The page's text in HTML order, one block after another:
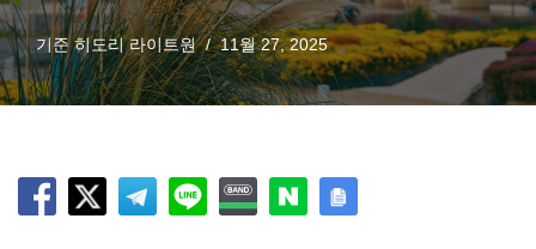
기준히도리 라이트원 11월 27, 2025